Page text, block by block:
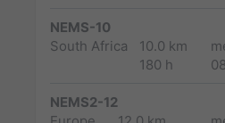
NEMS-10
South Africa
10.0 km
180 h
NEMS2-12